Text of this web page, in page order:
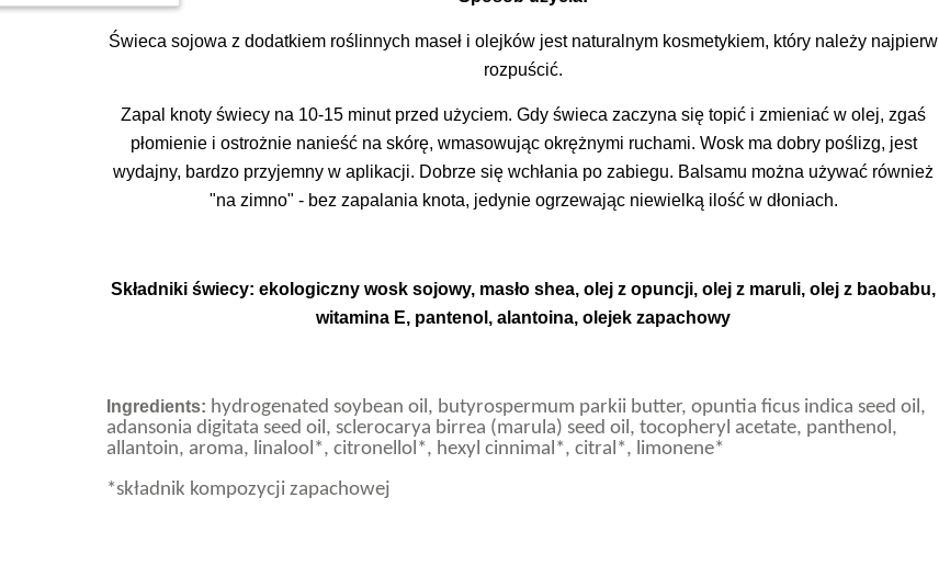
Świeca sojowa z dodatkiem roślinnych maseł i olejków jest naturalnym kosmetykiem, który należy najpierw
rozpuścić.
Zapal knoty świecy na 10-15 minut przed użyciem. Gdy świeca zaczyna się topić i zmieniać w olej, zgaś
płomienie i ostrożnie nanieść na skórę, wmasowując okrężnymi ruchami. Wosk ma dobry poślizg, jest
wydajny, bardzo przyjemny w aplikacji. Dobrze się wchłania po zabiegu. Balsamu można używać również
"na zimno" - bez zapalania knota, jedynie ogrzewając niewielką ilość w dłoniach.
Składniki świecy: ekologiczny wosk sojowy, masło shea, olej z opuncji, olej z maruli, olej z baobabu,
witamina E, pantenol, alantoina, olejek zapachowy
Ingredients: hydrogenated soybean oil, butyrospermum parkii butter, opuntia ficus indica seed oil,
adansonia digitata seed oil, sclerocarya birrea (marula) seed oil, tocopheryl acetate, panthenol,
allantoin, aroma, linalool*, citronellol*, hexyl cinnimal*, citral*, limonene*
*składnik kompozycji zapachowej